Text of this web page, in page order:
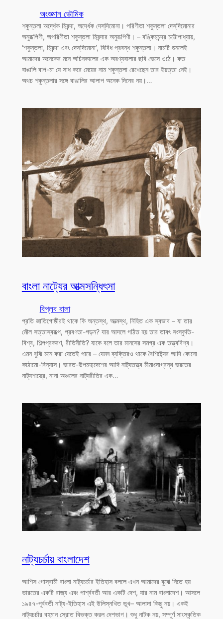
অংশুমান ভৌমিক
শকুন্তলা অর্দ্ধেক মিরন্দা, অর্দ্ধেক দেস্‌দিমোনা। পরিণীতা শকুন্তলা দেস্‌দিমোনার
অনুরূপিণী, অপরিণীতা শকুন্তলা মিরন্দার অনুরূপিণী। – বঙ্কিমচন্দ্র চট্টোপাধ্যায়,
‘শকুন্তলা, মিরন্দা এবং দেস্‌দিমোনা’, বিবিধ প্রবন্ধ শকুন্তলা। নামটি শুনলেই
আমাদের অনেকের মনে অচিনকালের এক অরণ্যবালার ছবি ভেসে ওঠে। কত
বাঙালি বাপ-মা যে সাধ করে মেয়ের নাম শকুন্তলা রেখেছেন তার ইয়ত্তা নেই।
অথচ শকুন্তলার সঙ্গে বাঙালির আলাপ অনেক দিনের নয়।…
বাংলা নাট্যের আত্মসন্ধিৎসা
বিপ্লব বালা
প্রতি জাতিগোষ্ঠীরই থাকে কি অন্তস্থ, আত্মস্থ, নিহিত এক স্বভাব – যা তার
মৌল সত্তাস্বরূপ, প্রবণতা-গড়ন? যার আদলে গঠিত হয় তার তাবৎ সংস্কৃতি-
বিশ্ব, শিল্পপ্রকরণ, রীতিনীতি? যাকে বলে তার মানসের সমগ্র এক তত্ত্ববিশ্ব।
এমন বুঝি মনে করা যেতেই পারে – যেমন ব্যক্তিরও থাকে বৈশিষ্ট্যের আদি কোনো
কাঠামো-বিন্যাস। ভারত-উপমহাদেশের আদি নাট্যতত্ত্ব মীমাংসাগ্রন্থ ভরতের
নাট্যশাস্ত্রে, নানা অঞ্চলের নাট্যরীতির এক…
নাট্যচর্চায় বাংলাদেশ
আশিস গোস্বামী বাংলা নাট্যচর্চার ইতিহাস বললে এখন আমাদের বুঝে নিতে হয়
ভারতের একটি রাজ্য এবং পার্শ্ববর্তী আর একটি দেশ, যার নাম বাংলাদেশ। আসলে
১৯৪৭-পূর্ববর্তী নাট্য-ইতিহাস এই উলিস্নখিত ভূখ– আলাদা কিছু নয়। একই
নাট্যচর্চার বহমান স্রোত বিভক্ত করল দেশভাগ। শুধু নাটক নয়, সম্পূর্ণ সাংস্কৃতিক